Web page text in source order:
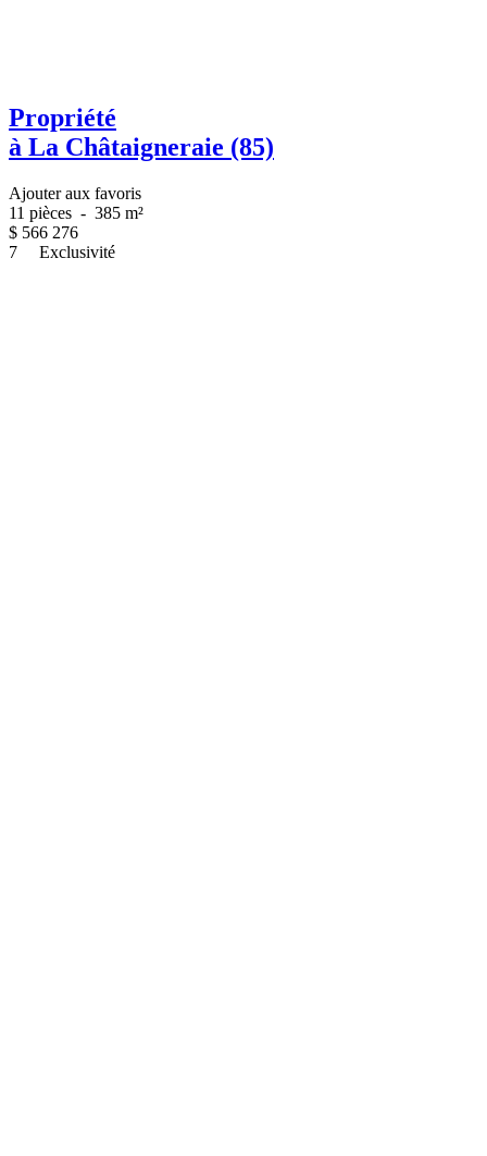
Propriété
à La Châtaigneraie (85)
Ajouter aux favoris
11 pièces - 385 m²
$ 566 276
7
Exclusivité